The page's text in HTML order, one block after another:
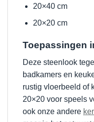
20×40 cm
20×20 cm
Toepassingen
Deze steenlook
badkamers en
rustig vloerbeeld of
20×20 voor speels
ook onze andere